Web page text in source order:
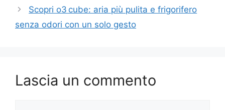
Scopri o3 cube: aria più pulita e frigorifero
senza odori con un solo gesto
Lascia un commento